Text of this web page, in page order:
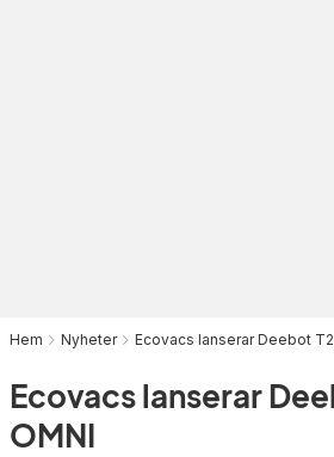
Hem Nyheter Ecovacs lanserar Deebot
Ecovacs lanserar
OMNI